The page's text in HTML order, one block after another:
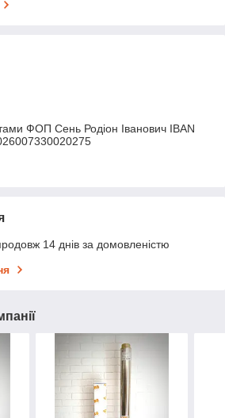
ФОП Сень Родіон Іванович IBAN
14 днів за домовленістю